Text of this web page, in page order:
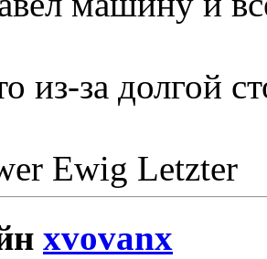
из-за долгой
Ewig Letzter
xvovanx